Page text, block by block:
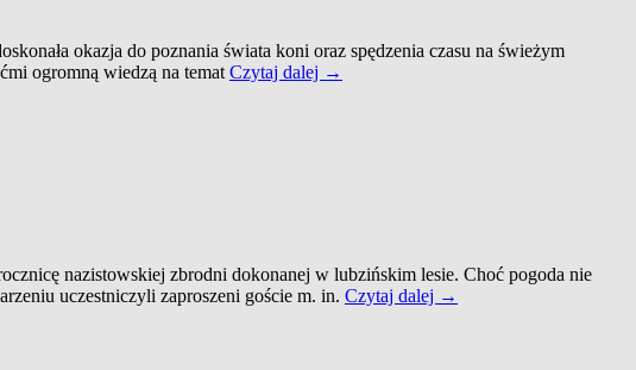
okazja do poznania świata koni oraz spędzenia czasu na świeżym
ogromną wiedzą na temat Czytaj dalej Wycieczka
w
Lubzinie
→
nazistowskiej zbrodni dokonanej w lubzińskim lesie. Choć pogoda nie
uczestniczyli zaproszeni goście m. in. Czytaj dalej Las
→